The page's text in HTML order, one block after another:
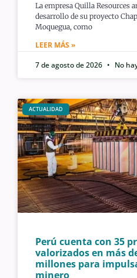
La empresa Quilla Resources
desarrollo de su proyecto
Moquegua, como
LEER MÁS »
7 de agosto de 2026
No
ACTUALIDAD
Perú cuenta con 35
valorizados en más
millones para
minero